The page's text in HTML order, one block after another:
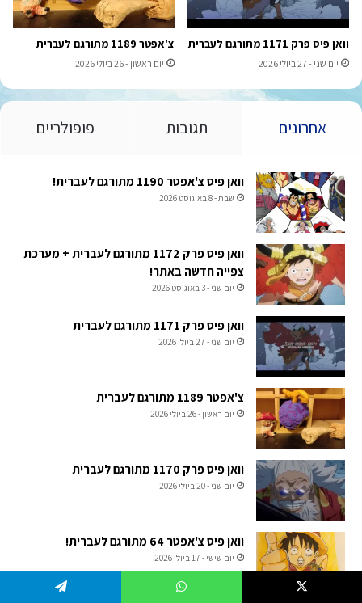
וואן פיס פרק 1171 מתורגם לעברית
יום שני - 27 ביולי 2026
צ'אפטר 1189 מתורגם לעברית
יום ראשון - 26 ביולי 2026
אחרונים תגובות פופולריים
וואן פיס צ'אפטר 1190 מתורגם לעברית!
שבת - 8 באוגוסט 2026
וואן פיס פרק 1172 מתורגם לעברית + מערכת
צפייה חדשה באתר!
יום שני - 3 באוגוסט 2026
וואן פיס פרק 1171 מתורגם לעברית
יום שני - 27 ביולי 2026
צ'אפטר 1189 מתורגם לעברית
יום ראשון - 26 ביולי 2026
וואן פיס פרק 1170 מתורגם לעברית
יום שני - 20 ביולי 2026
וואן פיס צ'אפטר 64 מתורגם לעברית!
יום שישי - 17 ביולי 2026